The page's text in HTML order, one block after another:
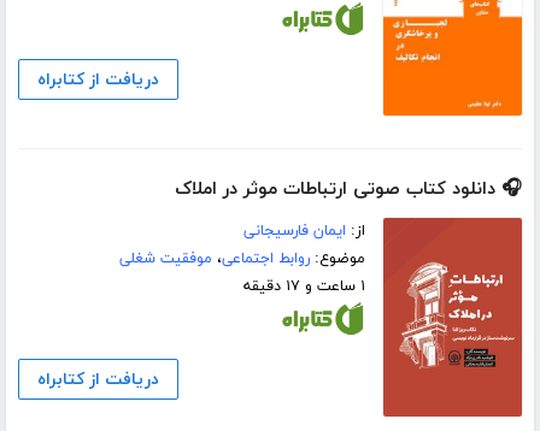
دریافت از کتابراه
🎧 دانلود کتاب صوتی ارتباطات موثر در املاک
از: ایمان فارسیجانی
موضوع:روابط اجتماعی، موفقیت شغلی
۱ ساعت و ۱۷ دقیقه
دریافت از کتابراه